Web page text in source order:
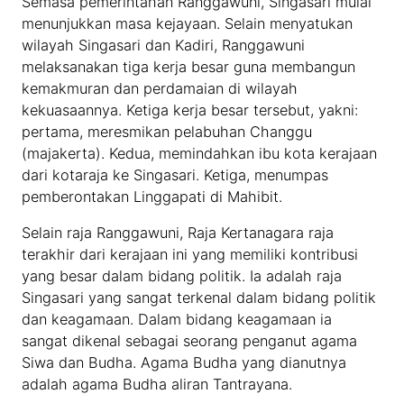
menunjukkan masa kejayaan. Selain menyatukan
wilayah Singasari dan Kadiri, Ranggawuni
melaksanakan tiga kerja besar guna membangun
kemakmuran dan perdamaian di wilayah
kekuasaannya. Ketiga kerja besar tersebut, yakni:
pertama, meresmikan pelabuhan Changgu
(majakerta). Kedua, memindahkan ibu kota kerajaan
dari kotaraja ke Singasari. Ketiga, menumpas
pemberontakan Linggapati di Mahibit.
Selain raja Ranggawuni, Raja Kertanagara raja
terakhir dari kerajaan ini yang memiliki kontribusi
yang besar dalam bidang politik. Ia adalah raja
Singasari yang sangat terkenal dalam bidang politik
dan keagamaan. Dalam bidang keagamaan ia
sangat dikenal sebagai seorang penganut agama
Siwa dan Budha. Agama Budha yang dianutnya
adalah agama Budha aliran Tantrayana.